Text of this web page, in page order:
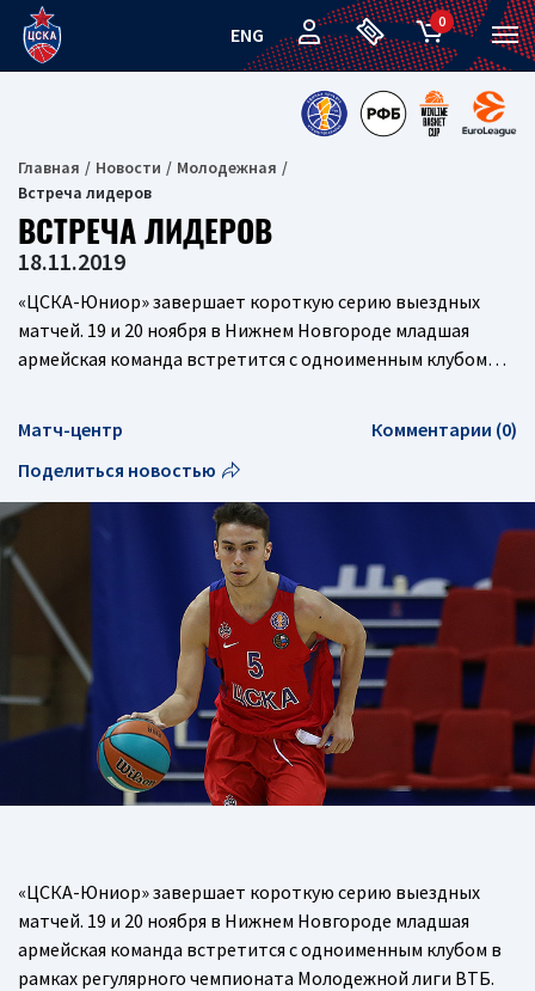
ENG
0
Главная Новости
Молодежная
Встреча лидеров
ВСТРЕЧА ЛИДЕРОВ
18.11.2019
«ЦСКА-Юниор» завершает короткую серию выездных
матчей. 19 и 20 ноября в Нижнем Новгороде младшая
армейская команда встретится с одноименным клубом…
Матч-центр
Комментарии (0)
Поделиться новостью
«ЦСКА-Юниор» завершает короткую серию выездных
матчей. 19 и 20 ноября в Нижнем Новгороде младшая
армейская команда встретится с одноименным клубом в
рамках регулярного чемпионата Молодежной лиги ВТБ.